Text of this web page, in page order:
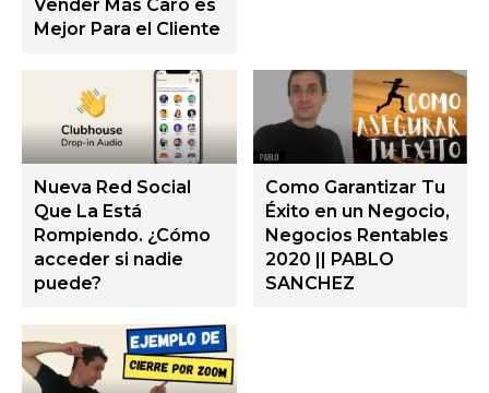
Vender Más Caro es
Mejor Para el Cliente
Nueva Red Social
Que La Está
Rompiendo. ¿Cómo
acceder si nadie
puede?
Como Garantizar Tu
Éxito en un Negocio,
Negocios Rentables
2020 || PABLO
SANCHEZ